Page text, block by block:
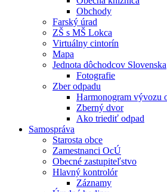
Obchody
Farský úrad
ZŠ s MŠ Lokca
Virtuálny cintorín
Mapa
Jednota dôchodcov Slovenska
Fotografie
Zber odpadu
Harmonogram vývozu
Zberný dvor
Ako triediť odpad
Samospráva
Starosta obce
Zamestnanci OcÚ
Obecné zastupiteľstvo
Hlavný kontrolór
Záznamy